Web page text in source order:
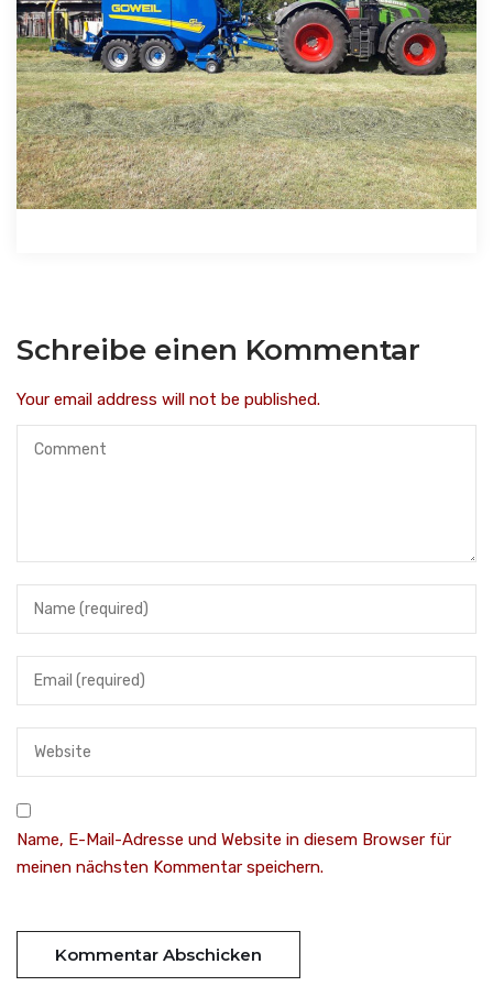
Schreibe einen Kommentar
Your email address will not be published.
Name, E-Mail-Adresse und Website in diesem Browser für
meinen nächsten Kommentar speichern.